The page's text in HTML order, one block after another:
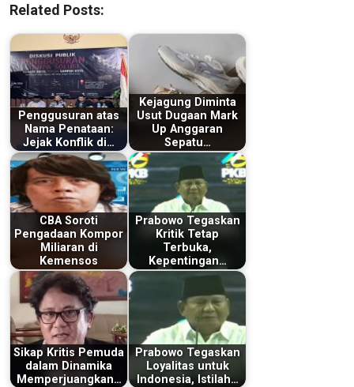
Related Posts:
Penggusuran atas
Nama Penataan:
Jejak Konflik di…
Kejagung Diminta
Usut Dugaan Mark
Up Anggaran
Sepatu…
CBA Soroti
Pengadaan Kompor
Miliaran di
Kemensos
Prabowo Tegaskan
Kritik Tetap
Terbuka,
Kepentingan…
Sikap Kritis Pemuda
dalam Dinamika
Memperjuangkan…
Prabowo Tegaskan
Loyalitas untuk
Indonesia, Istilah…